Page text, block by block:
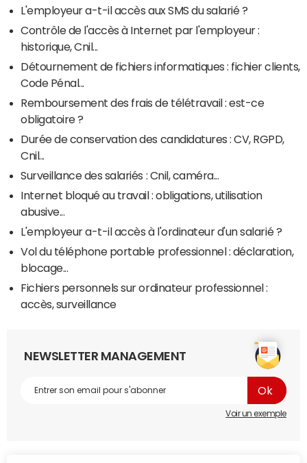
L'employeur a-t-il accès aux SMS du salarié ?
Contrôle de l'accès à Internet par l'employeur :
historique, Cnil...
Détournement de fichiers informatiques : fichier clients,
Code Pénal...
Remboursement des frais de télétravail : est-ce
obligatoire ?
Durée de conservation des candidatures : CV, RGPD,
Cnil...
Surveillance des salariés : Cnil, caméra...
Internet bloqué au travail : obligations, utilisation
abusive...
L'employeur a-t-il accès à l'ordinateur d'un salarié ?
Vol du téléphone portable professionnel : déclaration,
blocage...
Fichiers personnels sur ordinateur professionnel :
accès, surveillance
NEWSLETTER MANAGEMENT
Voir un exemple